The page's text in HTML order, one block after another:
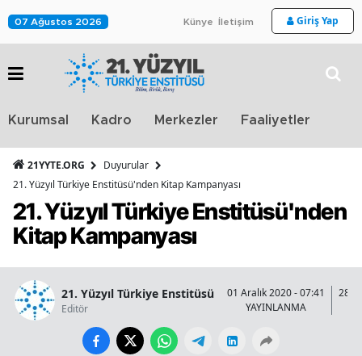
07 Ağustos 2026 Künye İletişim Giriş Yap
Kurumsal Kadro Merkezler Faaliyetler
21YYTE.ORG
Duyurular
21. Yüzyıl Türkiye Enstitüsü'nden Kitap Kampanyası
21. Yüzyıl Türkiye Enstitüsü'nden
Kitap Kampanyası
21. Yüzyıl Türkiye Enstitüsü
Editör
01 Aralık 2020 - 07:41
YAYINLANMA
28